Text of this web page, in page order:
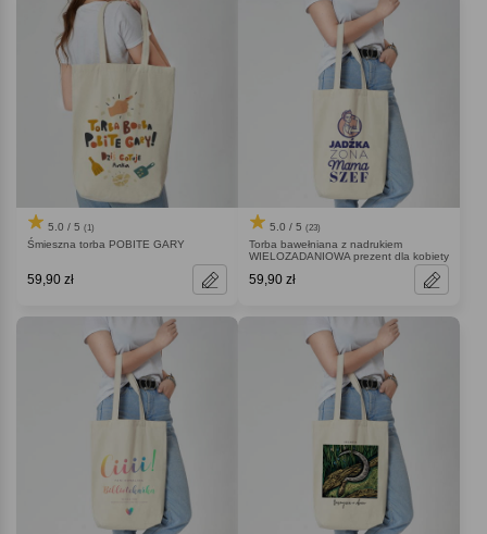
5.0 / 5 (1)
Śmieszna torba POBITE GARY
59,90 zł
5.0 / 5 (23)
Torba bawełniana z nadrukiem
WIELOZADANIOWA prezent dla kobiety
59,90 zł